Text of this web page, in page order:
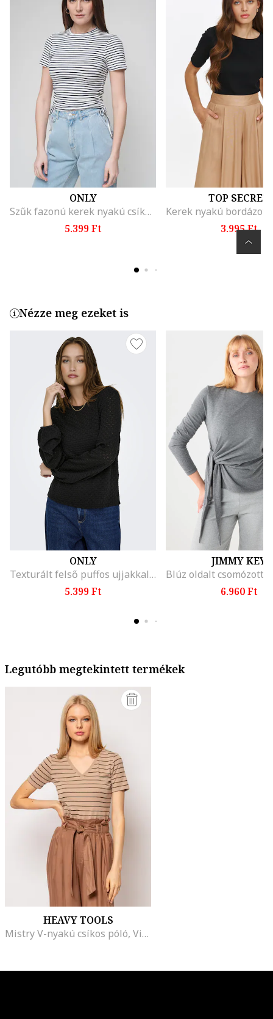
ONLY
Szűk fazonú kerek nyakú csíkos póló, Fehér/Sötétkék
5.399 Ft
TOP SECRET
3.995 Ft
Nézze meg ezeket is
ONLY
Texturált felső puffos ujjakkal, Fekete
5.399 Ft
JIMMY KEY
6.960 Ft
Legutóbb megtekintett termékek
HEAVY TOOLS
Mistry V-nyakú csíkos póló, Világosbarna